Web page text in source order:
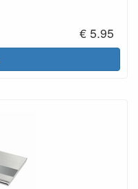
€ 5.95